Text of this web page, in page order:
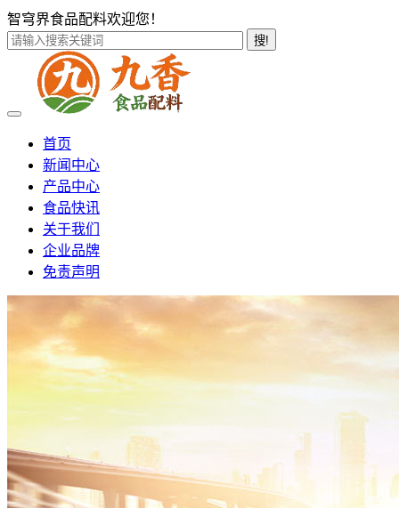
智穹界食品配料欢迎您！
搜!
首页
新闻中心
产品中心
食品快讯
关于我们
企业品牌
免责声明